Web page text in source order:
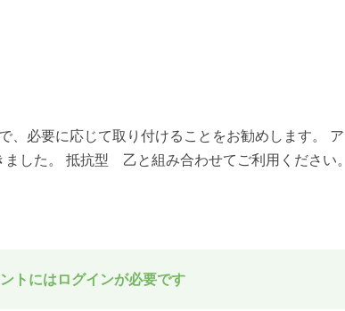
、必要に応じて取り付けることをお勧めします。 ア
した。 抵抗型 乙と組み合わせてご利用ください。
トにはログインが必要です